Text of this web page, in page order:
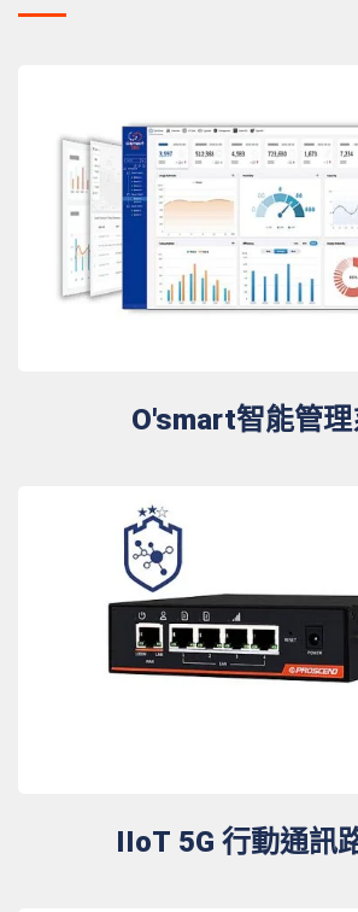
O'smart智能管理
IIoT 5G 行動通訊